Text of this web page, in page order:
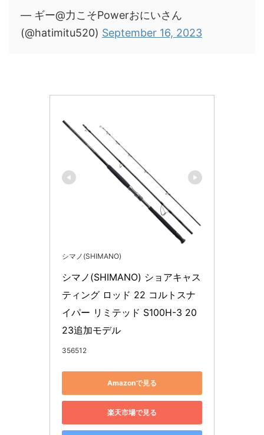
— ギー@力こそPowerおにいさん
(@hatimitu520) September 16, 2023
シマノ(SHIMANO)
シマノ(SHIMANO) ショアキャス
ティング ロッド 22 コルトスナ
イパー リミテッド S100H-3 20
23追加モデル
356512
Amazonで見る
楽天市場で見る